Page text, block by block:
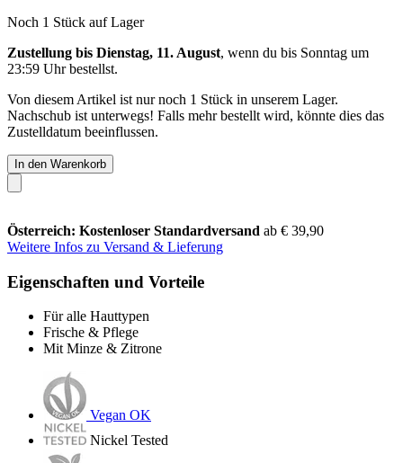
Noch 1 Stück auf Lager
Zustellung bis Dienstag, 11. August, wenn du bis Sonntag um
23:59 Uhrbestellst.
Von diesem Artikel ist nur noch 1 Stück in unserem Lager.
Nachschub ist unterwegs! Falls mehr bestellt wird, könnte dies das
Zustelldatum beeinflussen.
In den Warenkorb
Österreich: Kostenloser Standardversand ab € 39,90
Weitere Infos zu Versand & Lieferung
Eigenschaften und Vorteile
Für alle Hauttypen
Frische & Pflege
Mit Minze & Zitrone
Vegan OK
Nickel Tested